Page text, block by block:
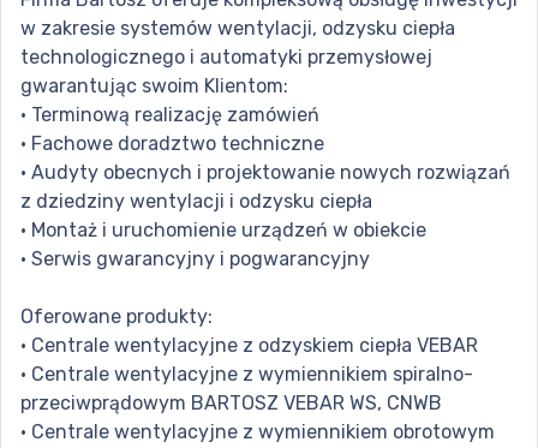
w zakresie systemów wentylacji, odzysku ciepła
technologicznego i automatyki przemysłowej
gwarantując swoim Klientom:
• Terminową realizację zamówień
• Fachowe doradztwo techniczne
• Audyty obecnych i projektowanie nowych rozwiązań
z dziedziny wentylacji i odzysku ciepła
• Montaż i uruchomienie urządzeń w obiekcie
• Serwis gwarancyjny i pogwarancyjny
Oferowane produkty:
• Centrale wentylacyjne z odzyskiem ciepła VEBAR
• Centrale wentylacyjne z wymiennikiem spiralno-
przeciwprądowym BARTOSZ VEBAR WS, CNWB
• Centrale wentylacyjne z wymiennikiem obrotowym